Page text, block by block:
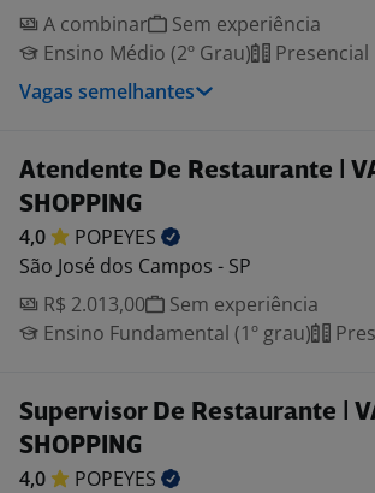
A combinar
Sem experiência
Ensino Médio (2º Grau)
Presencial
Vagas semelhantes
Atendente De Restaurante |
SHOPPING
4,0
POPEYES
São José dos Campos - SP
R$ 2.013,00
Sem experiência
Ensino Fundamental (1º grau)
Supervisor De Restaurante |
SHOPPING
4,0
POPEYES